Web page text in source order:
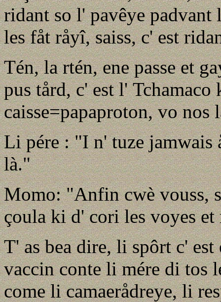
ridant so l' pavêye padvant
les fåt råyî, saiss, c' est
Tén, la rtén, ene passe et
pus tård, c' est l'
caisse=papaproton, vo nos
Li pére : "I n' tuze jamwais
là."
Momo: "Anfin cwè vouss,
çoula ki d' cori les voyes et
T' as bea dire, li spôrt c'
vaccin conte li mére di tos
come li camaerådreye, li